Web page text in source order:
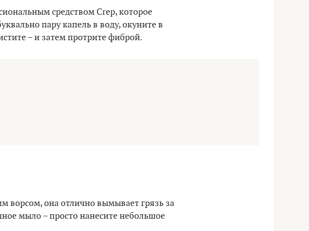
средством Crep, которое
пару капель в воду, окуните в
– и затем протрите фиброй.
ворсом, она отлично вымывает грязь за
мыло – просто нанесите небольшое